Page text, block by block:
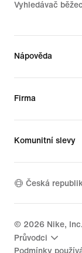
Vyhledávač
Nápověda
Firma
Komunitní slevy
Česká
© 2026 Nike,
Průvodci
Podmínky